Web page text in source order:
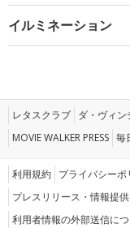
イルミネーション
レタスクラブ ダ・ヴィン
MOVIE WALKER PRESS 毎
利用規約 プライバシーポ
プレスリリース・情報提供
利用者情報の外部送信に